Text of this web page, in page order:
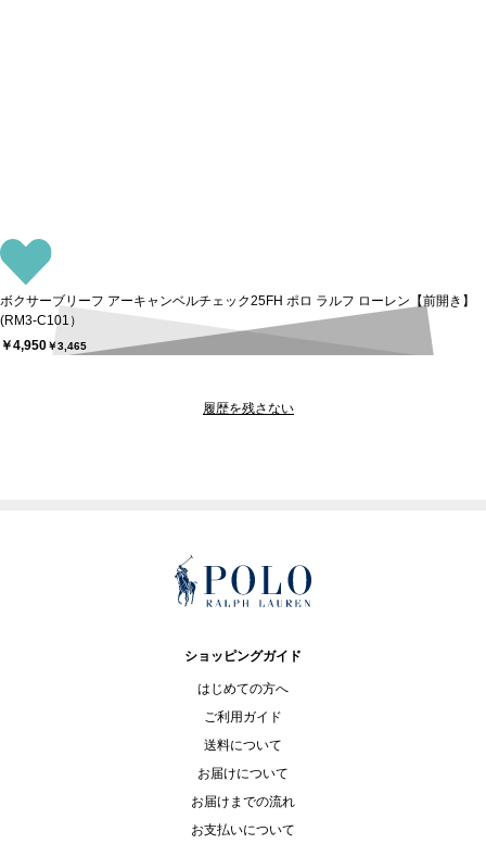
ボクサーブリーフ アーキャンベルチェック25FH ポロ ラルフ ローレン【前開き】
(RM3-C101）
￥4,950￥3,465
履歴を残さない
ショッピングガイド
はじめての方へ
ご利用ガイド
送料について
お届けについて
お届けまでの流れ
お支払いについて